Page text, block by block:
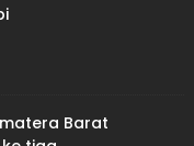
Barat